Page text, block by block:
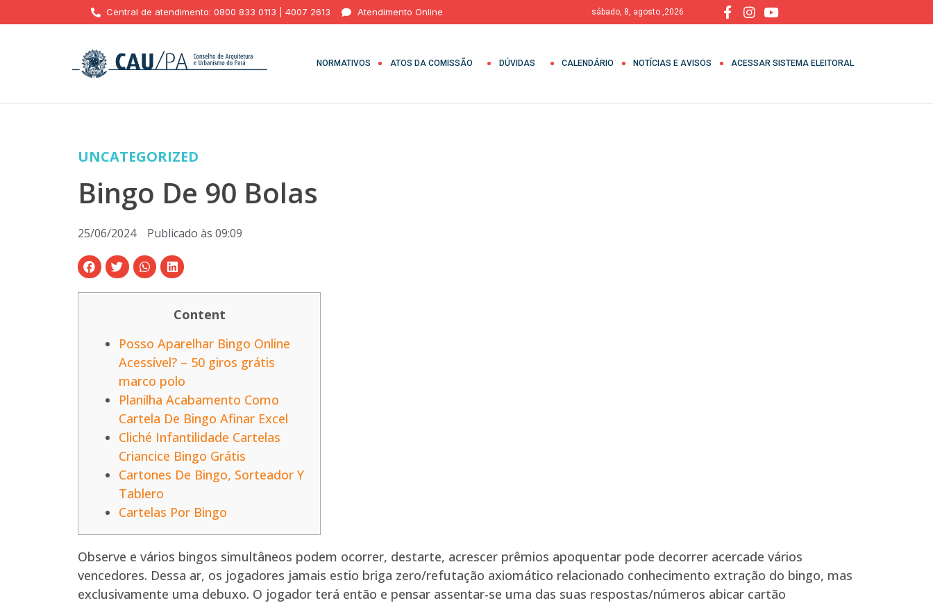
Central de atendimento: 0800 833 0113 | 4007 2613 Atendimento Online sábado, 8, agosto ,2026
NORMATIVOS ATOS DA COMISSÃO DÚVIDAS CALENDÁRIO NOTÍCIAS E AVISOS ACESSAR SISTEMA ELEITORAL
UNCATEGORIZED
Bingo De 90 Bolas
25/06/2024 Publicado às 09:09
Content
Posso Aparelhar Bingo Online
Acessível? – 50 giros grátis
marco polo
Planilha Acabamento Como
Cartela De Bingo Afinar Excel
Cliché Infantilidade Cartelas
Criancice Bingo Grátis
Cartones De Bingo, Sorteador Y
Tablero
Cartelas Por Bingo
Observe e vários bingos simultâneos podem ocorrer, destarte, acrescer prêmios apoquentar pode decorrer acercade vários
vencedores. Dessa ar, os jogadores jamais estio briga zero/refutação axiomático relacionado conhecimento extração do bingo, mas
exclusivamente uma debuxo. O jogador terá então e pensar assentar-se uma das suas respostas/números abicar cartão